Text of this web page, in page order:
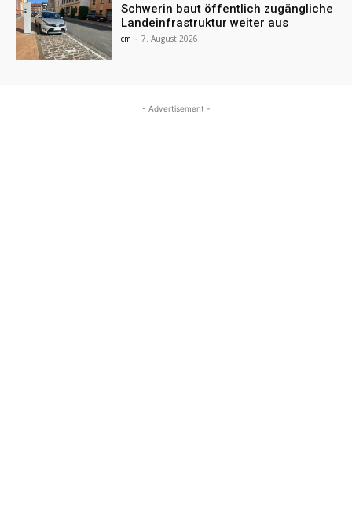
Schwerin baut öffentlich zugängliche
Landeinfrastruktur weiter aus
cm - 7. August 2026
- Advertisement -